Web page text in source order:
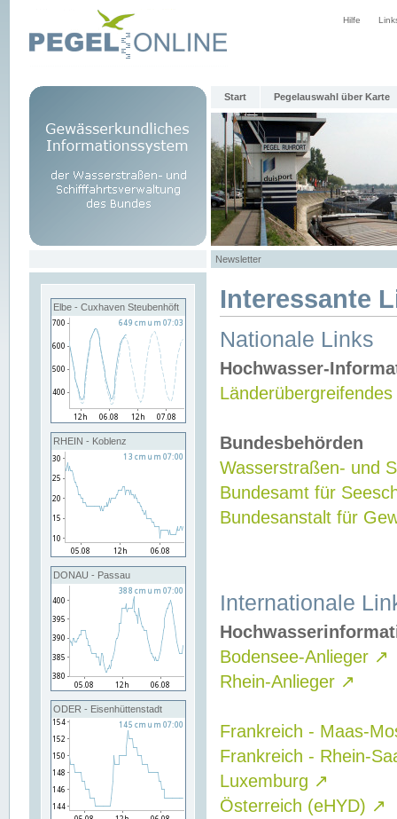
Hilfe
Start Pegelauswahl über Karte
Newsletter
Elbe - Cuxhaven Steubenhöft
RHEIN - Koblenz
DONAU - Passau
ODER - Eisenhüttenstadt
Interessante
Nationale Links
Hochwasser-
Bundesbehörden
Wasserstraßen- und
Bundesamt für
Bundesanstalt für
Internationale
Bodensee-Anlieger ↗
Rhein-Anlieger ↗
Frankreich - Maas-
Frankreich - Rhein-
Luxemburg ↗
Österreich (eHYD) ↗